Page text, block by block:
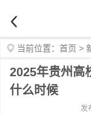
当前位置： 首页 >
2025年贵州高
什么时候
发